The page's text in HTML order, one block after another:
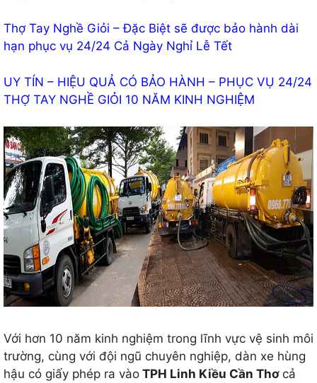
Thợ Tay Nghề Giỏi – Đặc Biệt sẽ được bảo hành dài
hạn phục vụ 24/24 Cả Ngày Nghỉ Lễ Tết
UY TÍN – HIỆU QUẢ CÓ BẢO HÀNH – PHỤC VỤ 24/24
THỢ TAY NGHỀ GIỎI 10 NĂM KINH NGHIỆM
Với hơn 10 năm kinh nghiệm trong lĩnh vực vệ sinh môi
trường, cùng với đội ngũ chuyên nghiệp, dàn xe hùng
hậu có giấy phép ra vào TPH Linh Kiều Cần Thơ cả